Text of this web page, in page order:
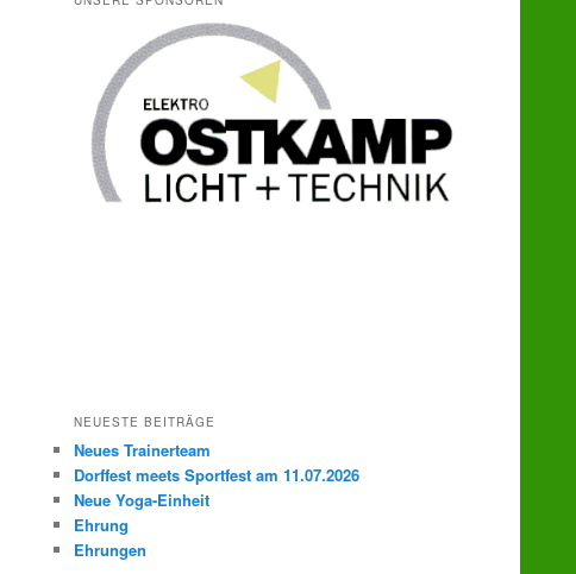
NEUESTE BEITRÄGE
Neues Trainerteam
Dorffest meets Sportfest am 11.07.2026
Neue Yoga-Einheit
Ehrung
Ehrungen